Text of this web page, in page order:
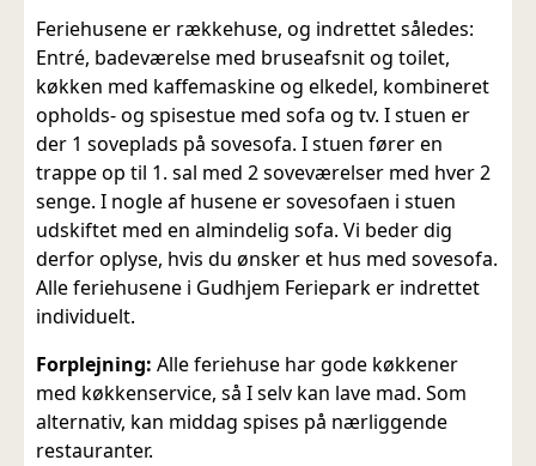
Feriehusene er rækkehuse, og indrettet således:
Entré, badeværelse med bruseafsnit og toilet,
køkken med kaffemaskine og elkedel, kombineret
opholds- og spisestue med sofa og tv. I stuen er
der 1 soveplads på sovesofa. I stuen fører en
trappe op til 1. sal med 2 soveværelser med hver 2
senge. I nogle af husene er sovesofaen i stuen
udskiftet med en almindelig sofa. Vi beder dig
derfor oplyse, hvis du ønsker et hus med sovesofa.
Alle feriehusene i Gudhjem Feriepark er indrettet
individuelt.
Forplejning: Alle feriehuse har gode køkkener
med køkkenservice, så I selv kan lave mad. Som
alternativ, kan middag spises på nærliggende
restauranter.